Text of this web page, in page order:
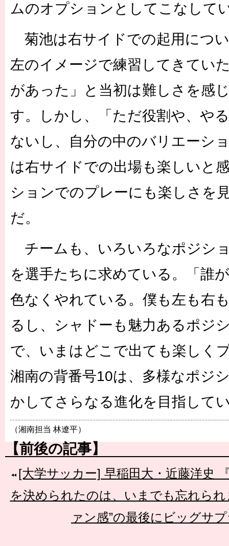
ムのオプションとしてこなして
菊池は右サイドでの起用につ
左のイメージで練習してきてい
があった」と当初は難しさを感
す。しかし、「ただ役割や、や
ないし、自分の中のバリエーシ
は右サイドでの出場も楽しいと
ションでのプレーにも楽しさを
だ。
チームも、いろいろなポジシ
を選手たちに求めている。「誰
色なくやれている。僕も左も右
るし、シャドーも魅力あるポジ
で、いまはどこで出ても楽しく
湘南の背番号10は、多様なポジ
かしてさらなる進化を目指して
（湘南担当 林遼平）
【前後の記事】
[大学サッカー] 早稲田大・近藤洋史
を決められたのは、いまでも忘れら
ァン感”の最後にビッグサ